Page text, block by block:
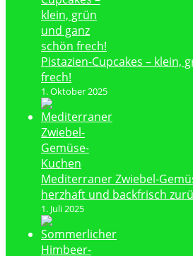
Pistazien-Cupcakes – klein,
frech!
1. Oktober 2025
Mediterraner Zwiebel-
herzhaft und backfrisch
1. Juli 2025